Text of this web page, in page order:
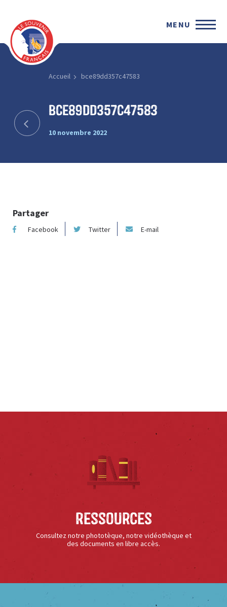
MENU
Accueil bce89dd357c47583
bce89dd357c47583
10 novembre 2022
Partager
Facebook Twitter E-mail
Ressources
Consultez notre phototèque, notre vidéothèque et
des documents en libre accès.